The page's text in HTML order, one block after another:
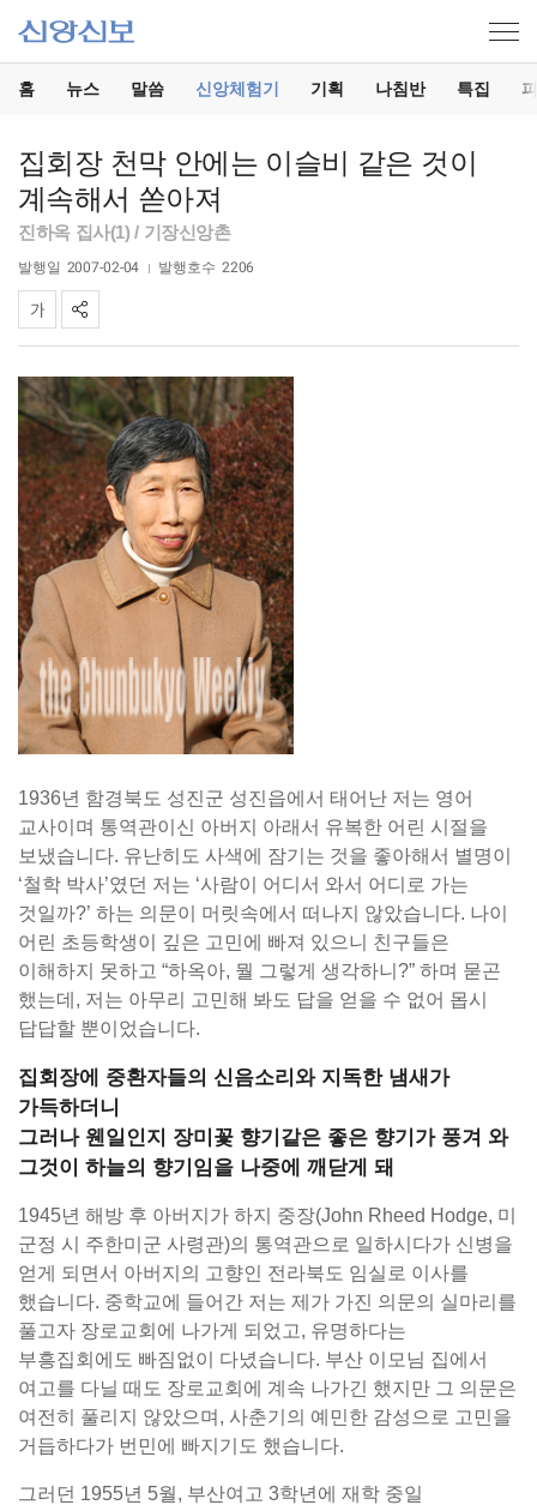
홈 뉴스 말씀 신앙체험기 기획 나침반 특집
집회장 천막 안에는 이슬비 같은 것이
계속해서 쏟아져
진하옥 집사(1) / 기장신앙촌
발행일 2007-02-04 발행호수 2206
1936년 함경북도 성진군 성진읍에서 태어난 저는 영어
교사이며 통역관이신 아버지 아래서 유복한 어린 시절을
보냈습니다. 유난히도 사색에 잠기는 것을 좋아해서 별명이
‘철학 박사’였던 저는 ‘사람이 어디서 와서 어디로 가는
것일까?’ 하는 의문이 머릿속에서 떠나지 않았습니다. 나이
어린 초등학생이 깊은 고민에 빠져 있으니 친구들은
이해하지 못하고 “하옥아, 뭘 그렇게 생각하니?” 하며 묻곤
했는데, 저는 아무리 고민해 봐도 답을 얻을 수 없어 몹시
답답할 뿐이었습니다.
집회장에 중환자들의 신음소리와 지독한 냄새가
가득하더니
그러나 웬일인지 장미꽃 향기같은 좋은 향기가 풍겨 와
그것이 하늘의 향기임을 나중에 깨닫게 돼
1945년 해방 후 아버지가 하지 중장(John Rheed Hodge, 미
군정 시 주한미군 사령관)의 통역관으로 일하시다가 신병을
얻게 되면서 아버지의 고향인 전라북도 임실로 이사를
했습니다. 중학교에 들어간 저는 제가 가진 의문의 실마리를
풀고자 장로교회에 나가게 되었고, 유명하다는
부흥집회에도 빠짐없이 다녔습니다. 부산 이모님 집에서
여고를 다닐 때도 장로교회에 계속 나가긴 했지만 그 의문은
여전히 풀리지 않았으며, 사춘기의 예민한 감성으로 고민을
거듭하다가 번민에 빠지기도 했습니다.
그러던 1955년 5월, 부산여고 3학년에 재학 중일